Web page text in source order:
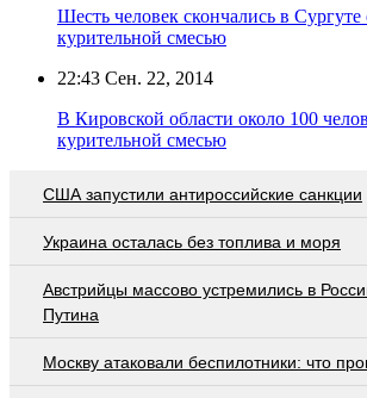
Шесть человек скончались в Сургуте
курительной смесью
22:43 Сен. 22, 2014
В Кировской области около 100
курительной смесью
США запустили антироссийские санкции
Украина осталась без топлива и моря
Австрийцы массово устремились в
Путина
Москву атаковали беспилотники: что